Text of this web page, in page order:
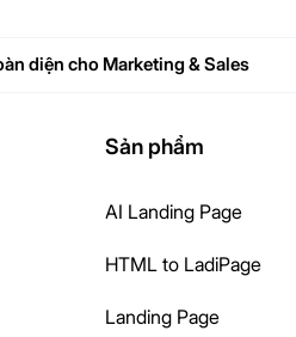
diện cho Marketing & Sales
Sản phẩm
AI Landing Page
HTML to LadiPage
Landing Page